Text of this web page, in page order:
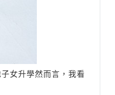
女升學然而言，我看